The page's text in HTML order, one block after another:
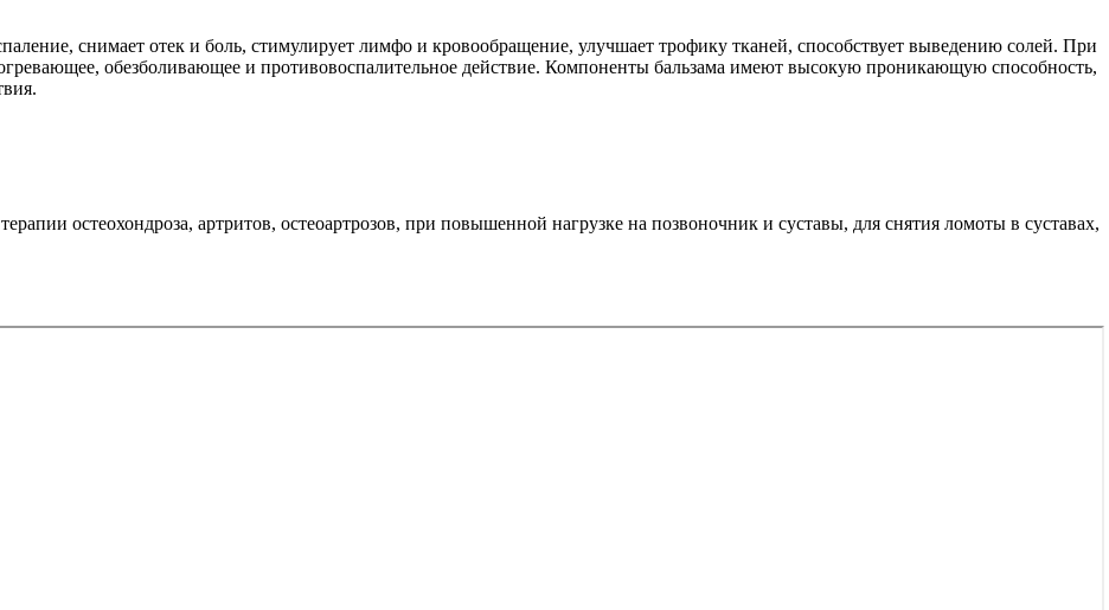
снимает отек и боль, стимулирует лимфо и кровообращение, улучшает трофику тканей, способствует выведению солей. При
обезболивающее и противовоспалительное действие. Компоненты бальзама имеют высокую проникающую способность,
остеохондроза, артритов, остеоартрозов, при повышенной нагрузке на позвоночник и суставы, для снятия ломоты в суставах,